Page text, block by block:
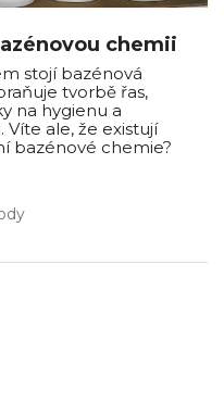
chemii
stojí bazénová
tvorbě řas,
na hygienu a
Víte ale, že existují
bazénové chemie?